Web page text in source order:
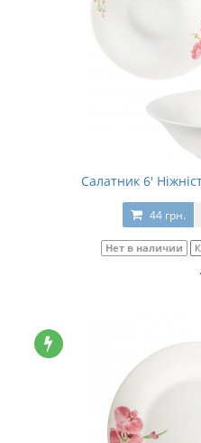
Салатник 6'
44 грн.
Нет в наличии